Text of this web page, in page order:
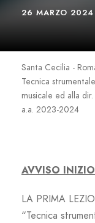
26 MARZO 2024
Santa Cecilia -
Tecnica
musicale ed alla
a.a. 2023-2024
AVVISO
LA PRIMA
“Tecnica